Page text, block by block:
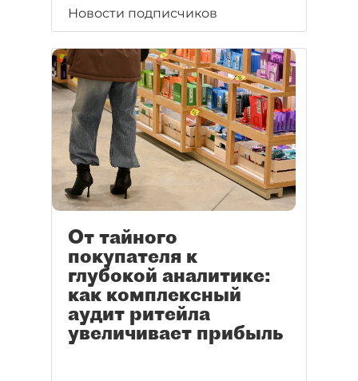
Новости подписчиков
От тайного
покупателя к
глубокой аналитике:
как комплексный
аудит ритейла
увеличивает прибыль